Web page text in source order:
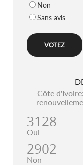
Non
Sans avis
Côte
3128
Oui
2902
Non